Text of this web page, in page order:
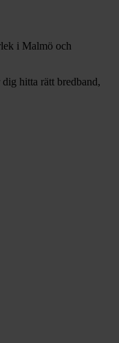
i Malmö och
hitta rätt bredband,